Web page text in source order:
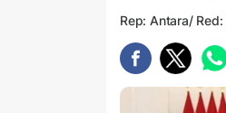
Rep: Antara/ Red: